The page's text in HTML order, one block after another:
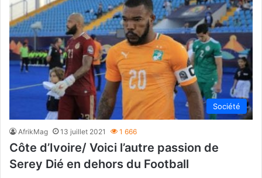
Société
AfrikMag 13 juillet 2021 1 666
Côte d’Ivoire/ Voici l’autre passion de
Serey Dié en dehors du Football